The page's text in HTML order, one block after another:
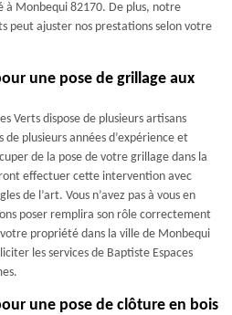
Monbequi 82170. De plus, notre
peut ajuster nos prestations selon votre
une pose de grillage aux
Verts dispose de plusieurs artisans
plusieurs années d’expérience et
de la pose de votre grillage dans la
effectuer cette intervention avec
de l’art. Vous n’avez pas à vous en
poser remplira son rôle correctement
propriété dans la ville de Monbequi
les services de Baptiste Espaces
une pose de clôture en bois